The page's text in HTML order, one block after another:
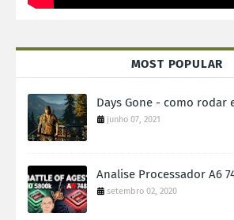
MOST POPULAR
Days Gone - como rodar
junho 07, 2021
Analise Processador A6
setembro 02, 2020